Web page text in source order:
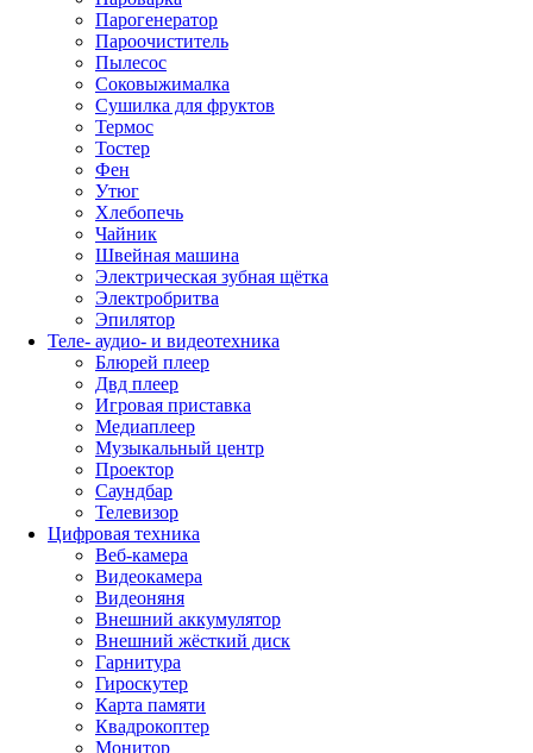
Парогенератор
Пароочиститель
Пылесос
Соковыжималка
Сушилка для фруктов
Термос
Тостер
Фен
Утюг
Хлебопечь
Чайник
Швейная машина
Электрическая зубная щётка
Электробритва
Эпилятор
Теле- аудио- и видеотехника
Блюрей плеер
Двд плеер
Игровая приставка
Медиаплеер
Музыкальный центр
Проектор
Саундбар
Телевизор
Цифровая техника
Веб-камера
Видеокамера
Видеоняня
Внешний аккумулятор
Внешний жёсткий диск
Гарнитура
Гироскутер
Карта памяти
Квадрокоптер
Монитор